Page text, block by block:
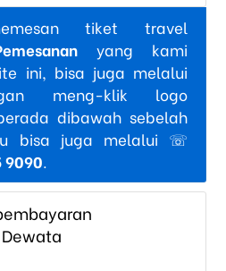
tiket travel
yang kami
ini, bisa juga melalui
meng-klik logo
dibawah sebelah
bisa juga melalui ☏
9090.